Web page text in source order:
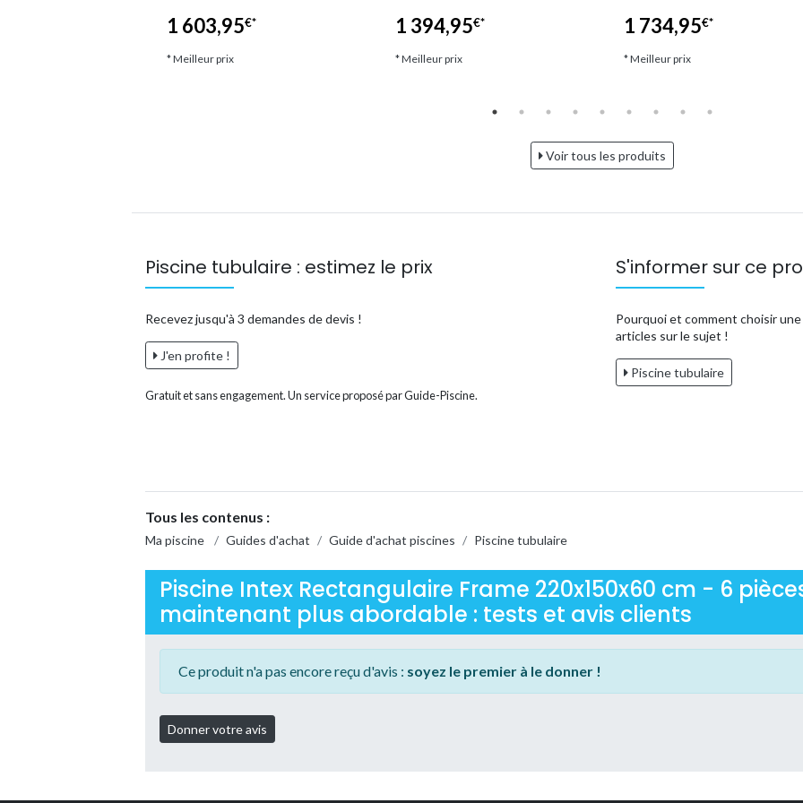
1 603,95€*
* Meilleur prix
1 394,95€*
* Meilleur prix
1 734,95€*
* Meilleur prix
Voir tous les produits
Piscine tubulaire : estimez le prix
Recevez jusqu'à 3 demandes de devis !
J'en profite !
Gratuit et sans engagement. Un service proposé par Guide-Piscine.
S'informer sur ce
Pourquoi et comment choisir
articles sur le sujet !
Piscine tubulaire
Tous les contenus :
Ma piscine / Guides d'achat / Guide d'achat piscines / Piscine tubulaire
Piscine Intex Rectangulaire Frame 220x150x60 cm - 6
maintenant plus abordable : tests et avis clients
Ce produit n'a pas encore reçu d'avis : soyez le premier à le donner !